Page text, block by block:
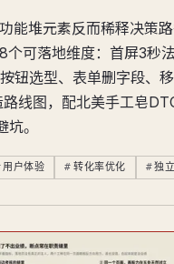
能堆元素反而稀释决策
个可落地维度：首屏3秒
钮选型、表单删字段、
线图，配北美手工皂
。
用户体验 转化率优化 独